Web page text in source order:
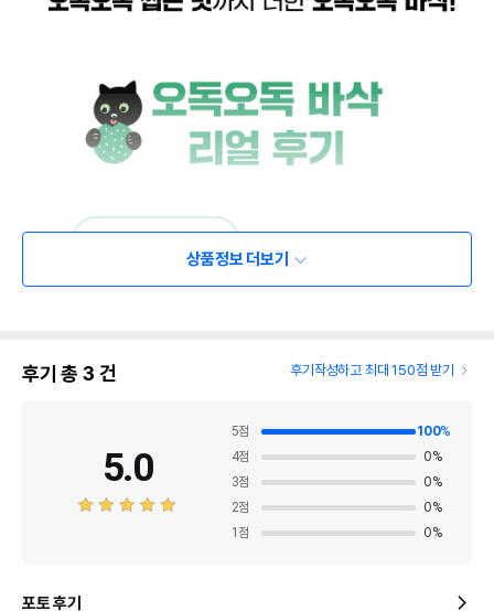
상품정보 더보기
후기 총 3 건 후기작성하고 최대 150점 받기
5.0
5점 100%
4점 0%
3점 0%
2점 0%
1 점 0%
포토 후기